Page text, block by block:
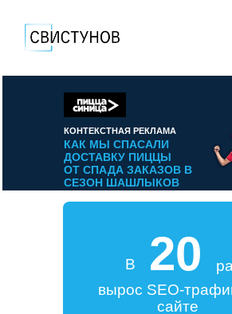
КАК МЫ СПАСАЛИ
ДОСТАВКУ ПИЦЦЫ
ОТ СПАДА ЗАКАЗОВ В
СЕЗОН ШАШЛЫКОВ
КОНТЕКСТНАЯ РЕКЛАМА
вырос SEO-
сайте
В 20